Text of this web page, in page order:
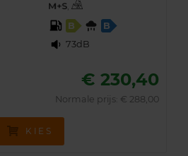
,
B
B
73dB
€ 230,40
Normale prijs: € 288,00
KIES